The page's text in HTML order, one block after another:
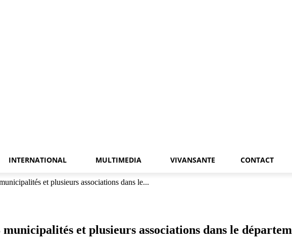
INTERNATIONAL MULTIMEDIA VIVANSANTE CONTACT
et plusieurs associations dans le...
et plusieurs associations dans le